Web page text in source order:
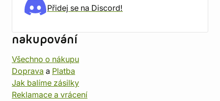
Přidej se na Discord!
nakupování
Všechno o nákupu
Doprava a Platba
Jak balíme zásilky
Reklamace a vrácení